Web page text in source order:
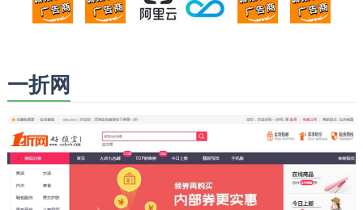
广告位招商_广告位待售
广告位招商_广告位待售
打折活动、99元/年优惠打折，99元/年
广告位招商_
一折网